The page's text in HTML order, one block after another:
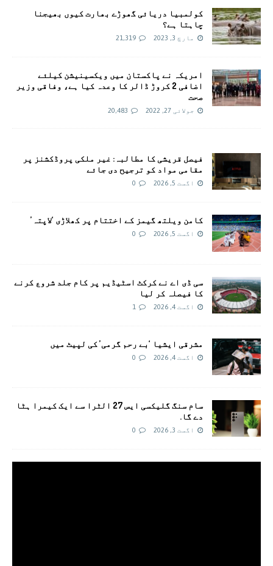
کولمبیا دریائی گھوڑے بھارت کیوں بھیجنا
چاہتا ہے؟
مارچ 3, 2023 21,319
امريکہ نے پاکستان میں ویکسینیشن کیلئے
اضافی 2 کروڑ ڈالر کا وعدہ کیا ہے، وفاقی وزیر
صحت
جولائی 27, 2022 20,483
فیصل قریشی کا مطالبہ: غیر ملکی پروڈکشنز پر
مقامی مواد کو ترجیح دی جائے
اگست 5, 2026 0
کامن ویلتھ گیمز کے اختتام پر کھلاڑی ‘لاپتہ’
اگست 5, 2026 0
سی ڈی اے نے کرکٹ اسٹیڈیم پر کام جلد شروع کرنے
کا فیصلہ کر لیا
اگست 4, 2026 1
مشرقی ایشیا ‘بے رحم گرمی’ کی لپیٹ میں
اگست 4, 2026 0
سام سنگ گلیکسی ایس 27 الٹرا سے ایک کیمرا ہٹا
دے گا.
اگست 3, 2026 0